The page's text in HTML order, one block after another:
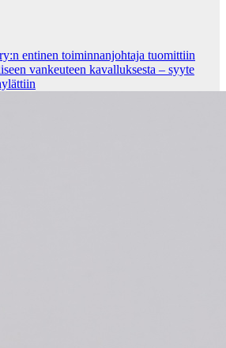
entinen toiminnanjohtaja tuo­mit­tiin
van­keu­teen ka­val­luk­ses­ta – syyte